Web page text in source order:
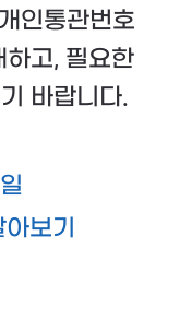
인통관번호
고, 필요한
바랍니다.
보기